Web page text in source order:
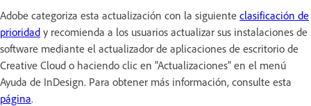
Adobe categoriza esta actualización con la siguiente clasificación de
prioridad y recomienda a los usuarios actualizar sus instalaciones de
software mediante el actualizador de aplicaciones de escritorio de
Creative Cloud o haciendo clic en "Actualizaciones" en el menú
Ayuda de InDesign. Para obtener más información, consulte esta
página.